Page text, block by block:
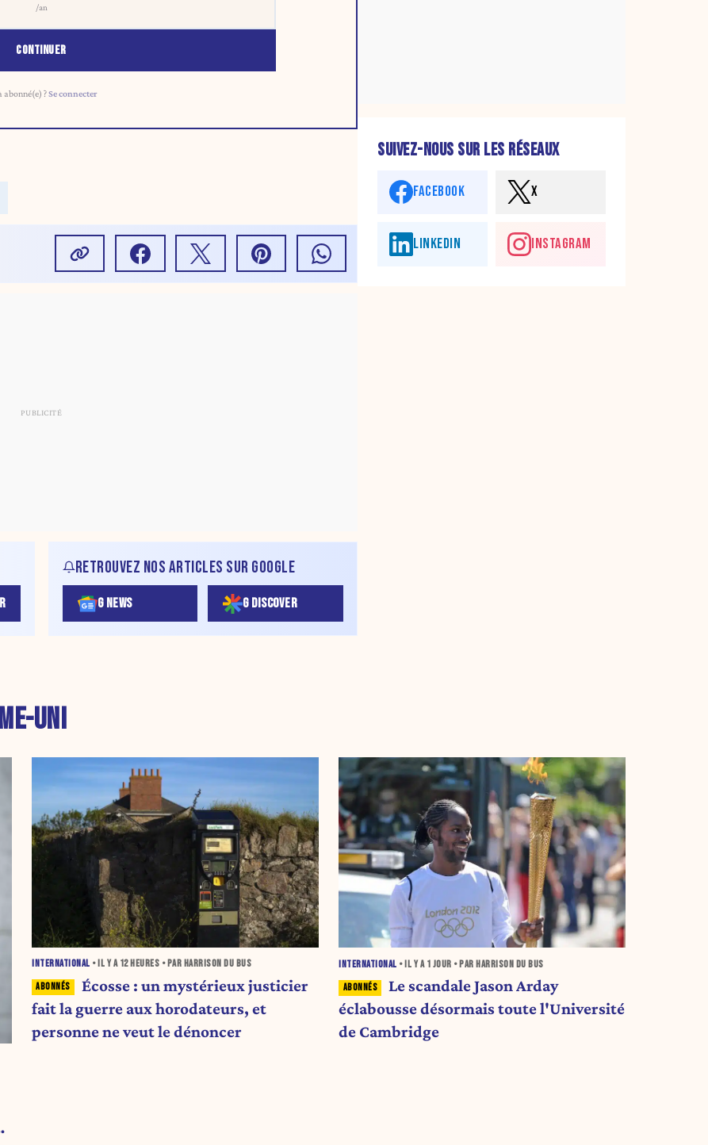
/an
CONTINUER
abonné(e) ?Se connecter
RETROUVEZ NOS ARTICLES SUR GOOGLE
G NEWS G DISCOVER
SUIVEZ-NOUS SUR LES RÉSEAUX
FACEBOOK X
LINKEDIN INSTAGRAM
UNI
INTERNATIONAL • IL Y A 12 HEURES • PAR HARRISON DU BUS
Écosse : un mystérieux justicier
fait la guerre aux horodateurs, et
personne ne veut le dénoncer
INTERNATIONAL • IL Y A 1 JOUR • PAR HARRISON DU BUS
Le scandale Jason Arday
éclabousse désormais toute l'Université
de Cambridge